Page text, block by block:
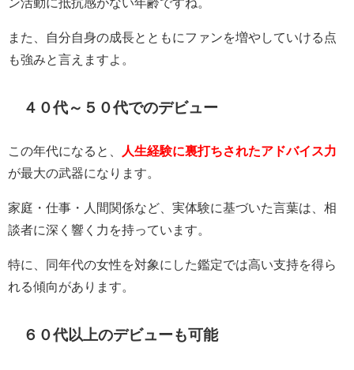
また、自分自身の成長とともにファンを増やしていける点
も強みと言えますよ。
４０代～５０代でのデビュー
この年代になると、
人生経験に裏打ちされたアドバイス力
が最大の武器になります。
家庭・仕事・人間関係など、実体験に基づいた言葉は、相
談者に深く響く力を持っています。
特に、同年代の女性を対象にした鑑定では高い支持を得ら
れる傾向があります。
６０代以上のデビューも可能